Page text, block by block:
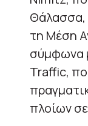
Θάλασσα,
τη Μέση
σύμφωνα
Traffic,
πλοίων